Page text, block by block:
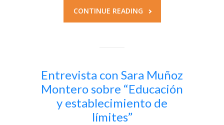
CONTINUE READING
Entrevista con Sara Muñoz
Montero sobre “Educación
y establecimiento de
límites”